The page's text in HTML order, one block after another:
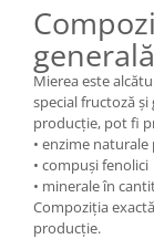
generală
Mierea este
special fructoză
producție, pot fi
• enzime
• compuși fenolici
• minerale în
Compoziția
producție.